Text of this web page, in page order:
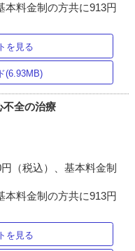
本料金制の方共に913円
を見る
(6.93MB)
不全の治療
（税込）、基本料金制
本料金制の方共に913円
を見る